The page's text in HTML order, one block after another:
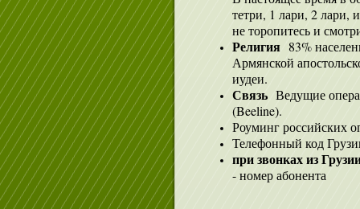
тетри, 1 лари, 2 лари,
не торопитесь и
Религия 83%
Армянской
иудеи.
Связь Ведущие
(Beeline).
Роуминг российских
Телефонный код
при звонках из
- номер абонента